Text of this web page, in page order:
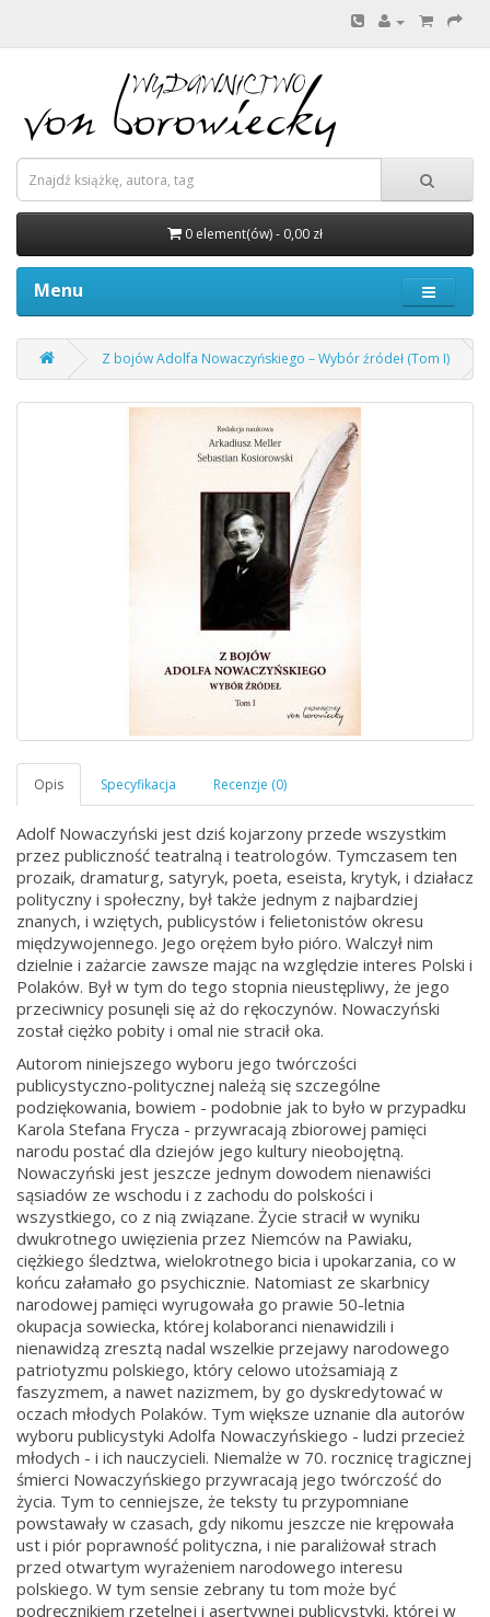
0 element(ów) - 0,00 zł
Menu
Z bojów Adolfa Nowaczyńskiego – Wybór źródeł (Tom I)
Adolf Nowaczyński jest dziś kojarzony przede wszystkim
przez publiczność teatralną i teatrologów. Tymczasem ten
prozaik, dramaturg, satyryk, poeta, eseista, krytyk, i działacz
polityczny i społeczny, był także jednym z najbardziej
znanych, i wziętych, publicystów i felietonistów okresu
międzywojennego. Jego orężem było pióro. Walczył nim
dzielnie i zażarcie zawsze mając na względzie interes Polski i
Polaków. Był w tym do tego stopnia nieustępliwy, że jego
przeciwnicy posunęli się aż do rękoczynów. Nowaczyński
został ciężko pobity i omal nie stracił oka.
Autorom niniejszego wyboru jego twórczości
publicystyczno-politycznej należą się szczególne
podziękowania, bowiem - podobnie jak to było w przypadku
Karola Stefana Frycza - przywracają zbiorowej pamięci
narodu postać dla dziejów jego kultury nieobojętną.
Nowaczyński jest jeszcze jednym dowodem nienawiści
sąsiadów ze wschodu i z zachodu do polskości i
wszystkiego, co z nią związane. Życie stracił w wyniku
dwukrotnego uwięzienia przez Niemców na Pawiaku,
ciężkiego śledztwa, wielokrotnego bicia i upokarzania, co w
końcu załamało go psychicznie. Natomiast ze skarbnicy
narodowej pamięci wyrugowała go prawie 50-letnia
okupacja sowiecka, której kolaboranci nienawidzili i
nienawidzą zresztą nadal wszelkie przejawy narodowego
patriotyzmu polskiego, który celowo utożsamiają z
faszyzmem, a nawet nazizmem, by go dyskredytować w
oczach młodych Polaków. Tym większe uznanie dla autorów
wyboru publicystyki Adolfa Nowaczyńskiego - ludzi przecież
młodych - i ich nauczycieli. Niemalże w 70. rocznicę tragicznej
śmierci Nowaczyńskiego przywracają jego twórczość do
życia. Tym to cenniejsze, że teksty tu przypomniane
powstawały w czasach, gdy nikomu jeszcze nie krępowała
ust i piór poprawność polityczna, i nie paraliżował strach
przed otwartym wyrażeniem narodowego interesu
polskiego. W tym sensie zebrany tu tom może być
podręcznikiem rzetelnej i asertywnej publicystyki, której w